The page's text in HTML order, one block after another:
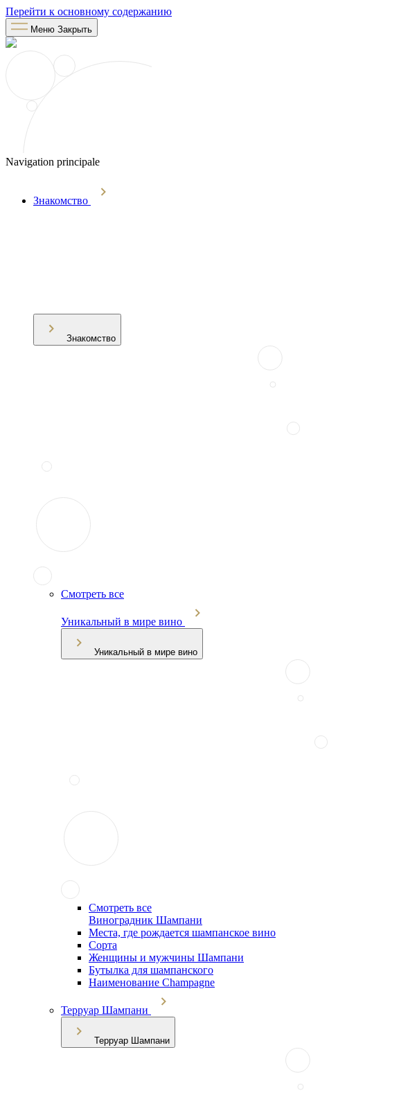
Перейти к основному содержанию
Меню Закрыть
Navigation principale
Знакомство
Знакомство
Смотреть все
Уникальный в мире вино
Уникальный в мире вино
Смотреть все
Виноградник Шампани
Места, где рождается шампанское вино
Сорта
Женщины и мужчины Шампани
Бутылка для шампанского
Наименование Champagne
Терруар Шампани
Терруар Шампани